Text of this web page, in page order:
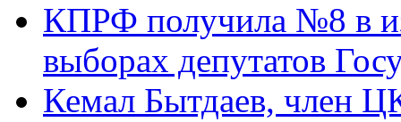
КПРФ получила №8 в
выборах депутатов
Кемал Бытдаев, член